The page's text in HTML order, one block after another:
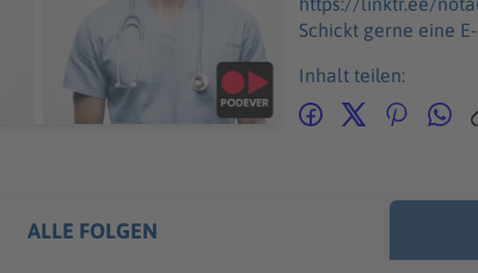
Schickt gerne eine
Inhalt teilen:
ALLE FOLGEN